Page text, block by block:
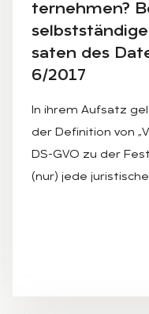
ter­neh­men?
sa­ten des
6/2017
In ihrem Aufsatz
der Definition von
DS-GVO zu der
(nur) jede